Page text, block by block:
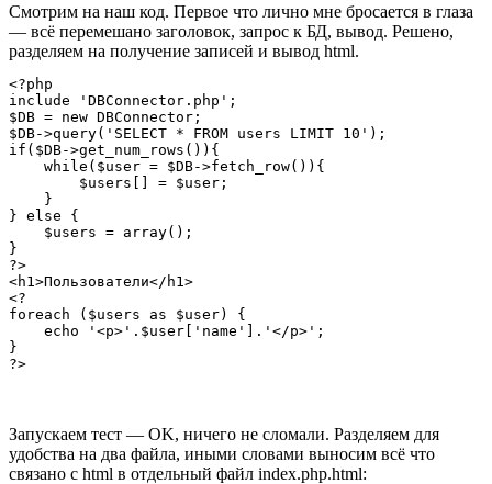
Смотрим на наш код. Первое что лично мне бросается в глаза
— всё перемешано заголовок, запрос к БД, вывод. Решено,
разделяем на получение записей и вывод html.
<?php
include 'DBConnector.php';
$DB = new DBConnector;
$DB->query('SELECT * FROM users LIMIT 10');
if($DB->get_num_rows()){
    while($user = $DB->fetch_row()){
        $users[] = $user;
    }
} else {
    $users = array();
}
?>
<h1>Пользователи</h1>
<?
foreach ($users as $user) {
    echo '<p>'.$user['name'].'</p>';
}
Запускаем тест — OK, ничего не сломали. Разделяем для
удобства на два файла, иными словами выносим всё что
связано с html в отдельный файл index.php.html: